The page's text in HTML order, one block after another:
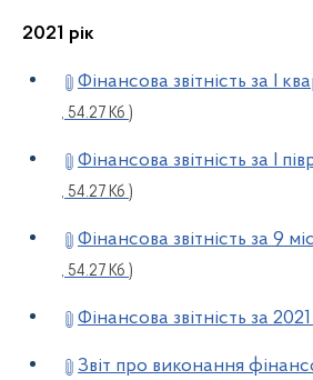
2021 рік
Фінансова звітність за І
, 54.27 Кб )
Фінансова звітність за І
, 54.27 Кб )
Фінансова звітність за 9
, 54.27 Кб )
Фінансова звітність за 2021
Звіт про виконання